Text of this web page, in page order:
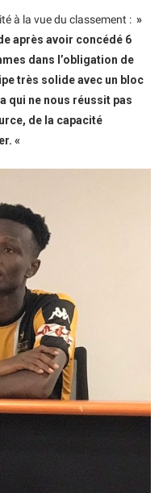
à la vue du classement : »
après avoir concédé 6
dans l’obligation de
très solide avec un bloc
qui ne nous réussit pas
de la capacité
«